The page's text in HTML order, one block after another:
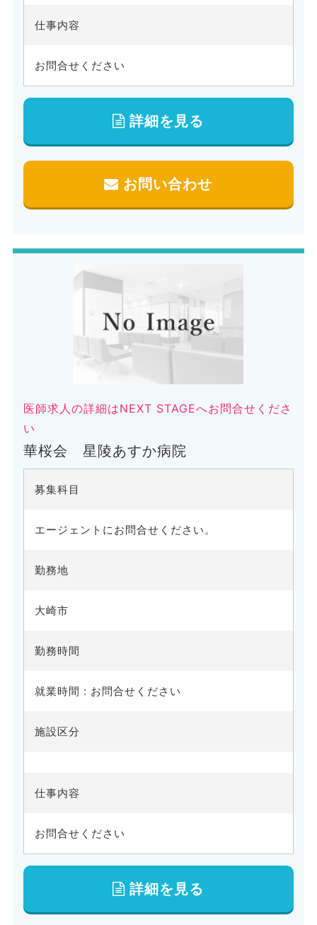
仕事内容
お問合せください
詳細を見る
お問い合わせ
医師求人の詳細はNEXT STAGEへお問合せくださ
い
華桜会 星陵あすか病院
募集科目
エージェントにお問合せください。
勤務地
大崎市
勤務時間
就業時間 : お問合せください
施設区分
仕事内容
お問合せください
詳細を見る